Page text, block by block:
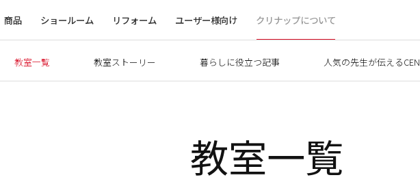
商品 ショールーム リフォーム ユーザー様向け クリナップについて
教室一覧
教室一覧 教室ストーリー 暮らしに役立つ記事 人気の先生が伝える